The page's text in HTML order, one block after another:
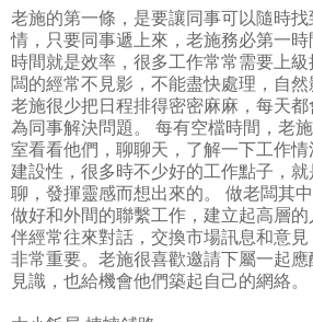
老施的第一條，是要讓同事可以隨時
情，只要同事遞上來，老施務必第一時
時間就是效率，很多工作常常需要上
闆的經常不見影，不能盡快處理，自
老施很少把日程排得密密麻麻，每天
為同事解決問題。 每有空檔時間，老
室看看他們，聊聊天，了解一下工作
建設性，很多時不少好的工作點子，
聊，發揮靈感而想出來的。 做老闆其
做好和外間的聯繫工作，建立起高層
伴經常往來對話，交換市場訊息和意
非常重要。老施很喜歡邀請下屬一起
見識，也給機會他們築起自己的網絡。